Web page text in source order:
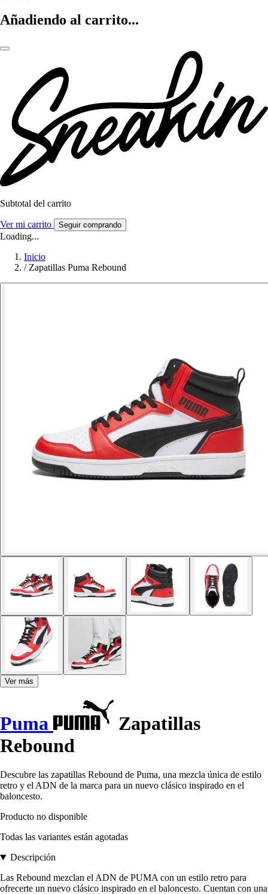
Añadiendo al carrito...
Subtotal del carrito
Ver mi carrito Seguir comprando
Loading...
Inicio
/ Zapatillas Puma Rebound
Ver más
Puma
Zapatillas
Rebound
Descubre las zapatillas Rebound de Puma, una mezcla única de estilo
retro y el ADN de la marca para un nuevo clásico inspirado en el
baloncesto.
Producto no disponible
Todas las variantes están agotadas
Descripción
Las Rebound mezclan el ADN de PUMA con un estilo retro para
ofrecerte un nuevo clásico inspirado en el baloncesto. Cuentan con una